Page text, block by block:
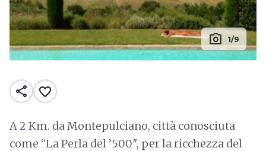
photo_camera 1/9
share favorite_border
A 2 Km. da Montepulciano, città conosciuta
come “La Perla del ’500″, per la ricchezza del